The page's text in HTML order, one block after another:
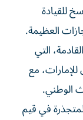
للقيادة
العظيمة.
التي
مع
الوطني.
في قيم